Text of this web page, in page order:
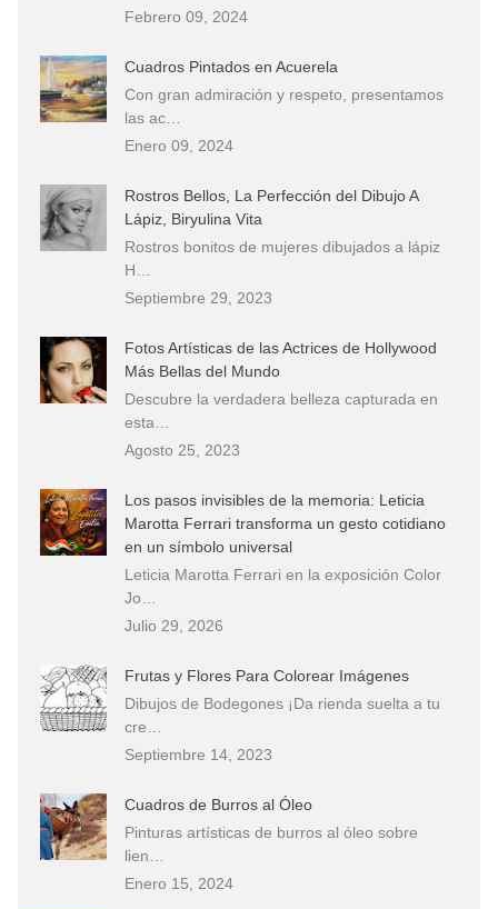
Febrero 09, 2024
Cuadros Pintados en Acuerela
Con gran admiración y respeto, presentamos
las ac…
Enero 09, 2024
Rostros Bellos, La Perfección del Dibujo A
Lápiz, Biryulina Vita
Rostros bonitos de mujeres dibujados a lápiz
H…
Septiembre 29, 2023
Fotos Artísticas de las Actrices de Hollywood
Más Bellas del Mundo
Descubre la verdadera belleza capturada en
esta…
Agosto 25, 2023
Los pasos invisibles de la memoria: Leticia
Marotta Ferrari transforma un gesto cotidiano
en un símbolo universal
Leticia Marotta Ferrari en la exposición Color
Jo…
Julio 29, 2026
Frutas y Flores Para Colorear Imágenes
Dibujos de Bodegones ¡Da rienda suelta a tu
cre…
Septiembre 14, 2023
Cuadros de Burros al Óleo
Pinturas artísticas de burros al óleo sobre
lien…
Enero 15, 2024